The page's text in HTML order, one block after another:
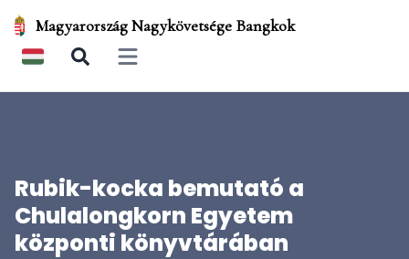
Magyarország Nagykövetsége Bangkok
Open main menu
Rubik-kocka bemutató a
Chulalongkorn Egyetem
központi könyvtárában